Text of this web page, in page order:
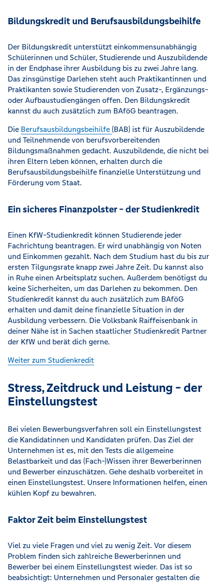
Bildungskredit und Berufsausbildungsbeihilfe
Der Bildungskredit unterstützt einkommensunabhängig
Schülerinnen und Schüler, Studierende und Auszubildende
in der Endphase ihrer Ausbildung bis zu zwei Jahre lang.
Das zinsgünstige Darlehen steht auch Praktikantinnen und
Praktikanten sowie Studierenden von Zusatz-, Ergänzungs-
oder Aufbaustudiengängen offen. Den Bildungskredit
kannst du auch zusätzlich zum BAföG beantragen.
Die Berufsausbildungsbeihilfe (BAB) ist für Auszubildende
und Teilnehmende von berufsvorbereitenden
Bildungsmaßnahmen gedacht. Auszubildende, die nicht bei
ihren Eltern leben können, erhalten durch die
Berufsausbildungsbeihilfe finanzielle Unterstützung und
Förderung vom Staat.
Ein sicheres Finanzpolster - der Studienkredit
Einen KfW-Studienkredit können Studierende jeder
Fachrichtung beantragen. Er wird unabhängig von Noten
und Einkommen gezahlt. Nach dem Studium hast du bis zur
ersten Tilgungsrate knapp zwei Jahre Zeit. Du kannst also
in Ruhe einen Arbeitsplatz suchen. Außerdem benötigst du
keine Sicherheiten, um das Darlehen zu bekommen. Den
Studienkredit kannst du auch zusätzlich zum BAföG
erhalten und damit deine finanzielle Situation in der
Ausbildung verbessern. Die Volksbank Raiffeisenbank in
deiner Nähe ist in Sachen staatlicher Studienkredit Partner
der KfW und berät dich gerne.
Weiter zum Studienkredit
Stress, Zeitdruck und Leistung - der
Einstellungstest
Bei vielen Bewerbungsverfahren soll ein Einstellungstest
die Kandidatinnen und Kandidaten prüfen. Das Ziel der
Unternehmen ist es, mit den Tests die allgemeine
Belastbarkeit und das (Fach-)Wissen ihrer Bewerberinnen
und Bewerber einzuschätzen. Gehe deshalb vorbereitet in
einen Einstellungstest. Unsere Informationen helfen, einen
kühlen Kopf zu bewahren.
Faktor Zeit beim Einstellungstest
Viel zu viele Fragen und viel zu wenig Zeit. Vor diesem
Problem finden sich zahlreiche Bewerberinnen und
Bewerber bei einem Einstellungstest wieder. Das ist so
beabsichtigt: Unternehmen und Personaler gestalten die